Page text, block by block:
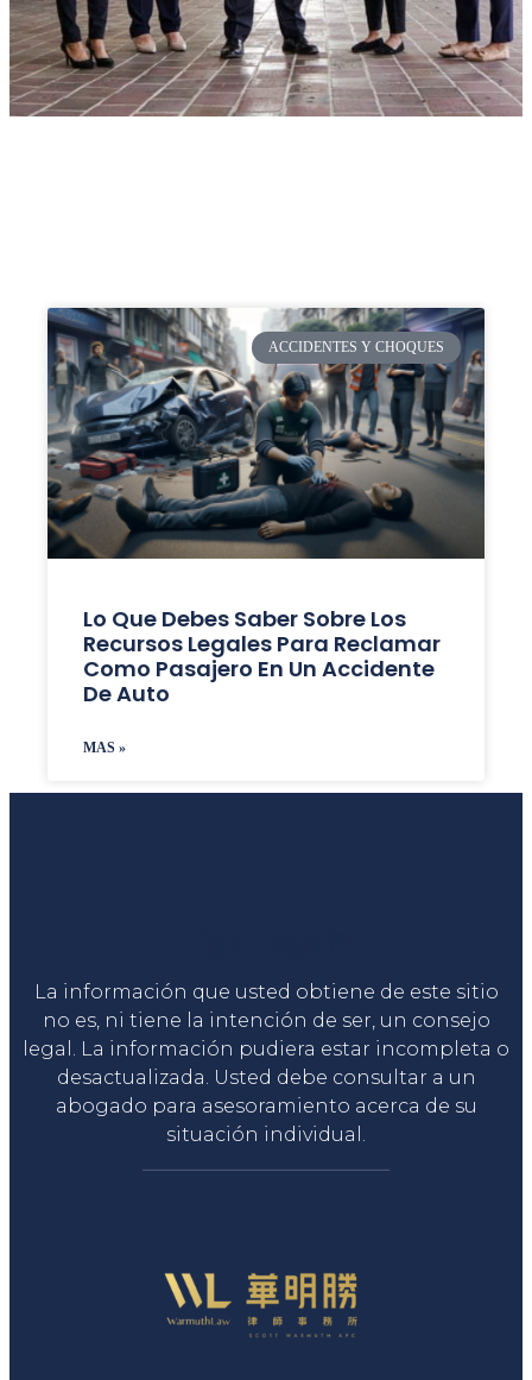
ACCIDENTES Y CHOQUES
Lo Que Debes Saber Sobre Los
Recursos Legales Para Reclamar
Como Pasajero En Un Accidente
De Auto
MAS »
La información que usted obtiene de este sitio
no es, ni tiene la intención de ser, un consejo
legal. La información pudiera estar incompleta o
desactualizada. Usted debe consultar a un
abogado para asesoramiento acerca de su
situación individual.